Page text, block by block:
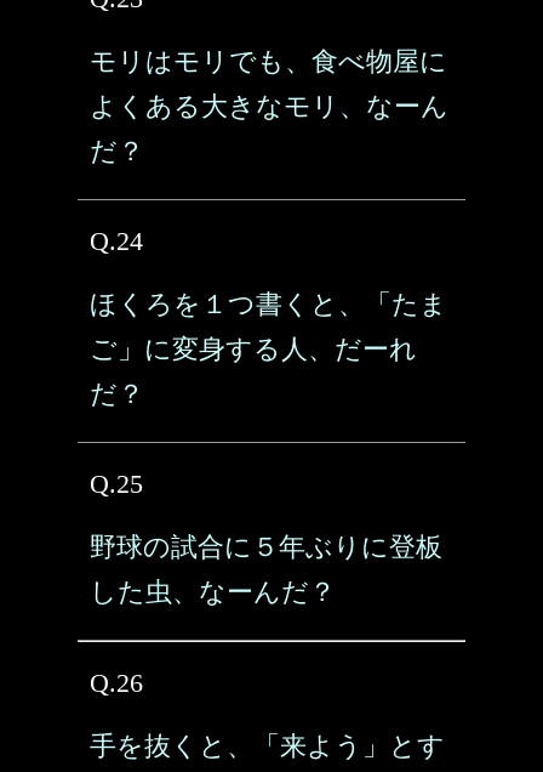
モリはモリでも、食べ物屋に
よくある大きなモリ、なーん
だ？
Q.24
ほくろを１つ書くと、「たま
ご」に変身する人、だーれ
だ？
Q.25
野球の試合に５年ぶりに登板
した虫、なーんだ？
Q.26
手を抜くと、「来よう」とす